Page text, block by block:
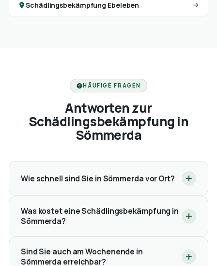
Schädlingsbekämpfung Ebeleben
HÄUFIGE FRAGEN
Antworten zur
Schädlingsbekämpfung in
Sömmerda
Wie schnell sind Sie in Sömmerda vor Ort?
Was kostet eine Schädlingsbekämpfung in
Sömmerda?
Sind Sie auch am Wochenende in
Sömmerda erreichbar?